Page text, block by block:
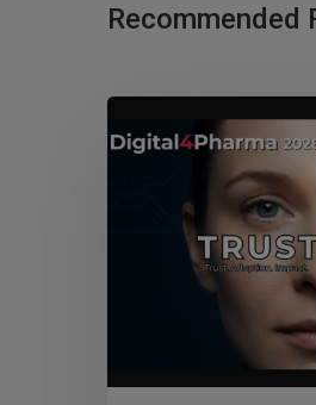
Recommended